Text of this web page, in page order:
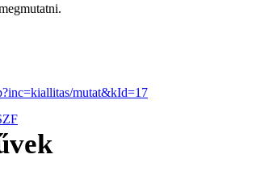
mutat&kId=17